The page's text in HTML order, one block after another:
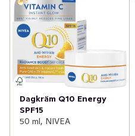
Dagkräm Q10 Energy
SPF15
50 ml, NIVEA